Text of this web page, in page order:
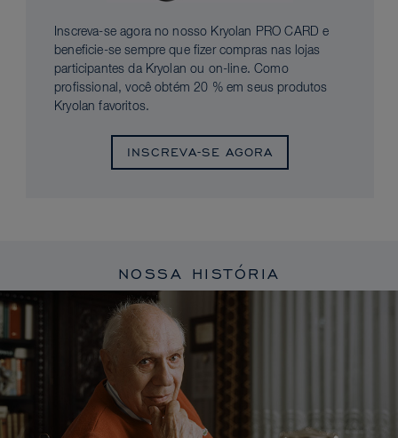
Inscreva-se agora no nosso Kryolan PRO CARD e
beneficie-se sempre que fizer compras nas lojas
participantes da Kryolan ou on-line. Como
profissional, você obtém 20 % em seus produtos
Kryolan favoritos.
INSCREVA-SE AGORA
NOSSA HISTÓRIA